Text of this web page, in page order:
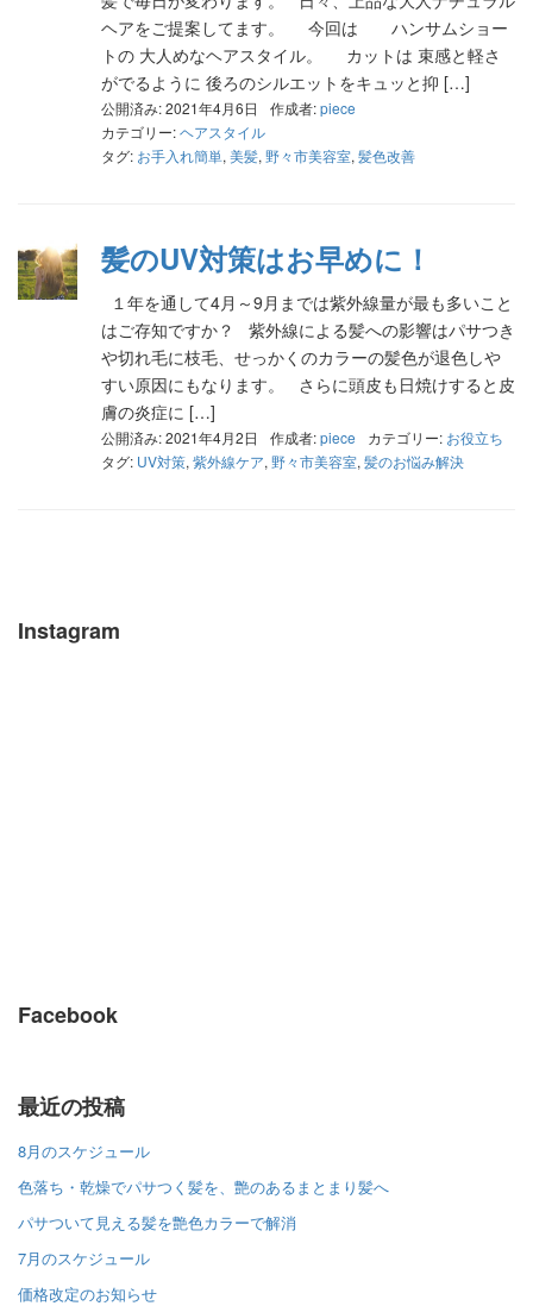
ヘアをご提案してます。 今回は ハンサムショー
トの 大人めなヘアスタイル。 カットは 束感と軽さ
がでるように 後ろのシルエットをキュッと抑 […]
公開済み: 2021年4月6日 作成者:piece
カテゴリー:ヘアスタイル
タグ: お手入れ簡単, 美髪, 野々市美容室, 髪色改善
髪のUV対策はお早めに！
１年を通して4月～9月までは紫外線量が最も多いこと
はご存知ですか？ 紫外線による髪への影響はパサつき
や切れ毛に枝毛、せっかくのカラーの髪色が退色しや
すい原因にもなります。 さらに頭皮も日焼けすると皮
膚の炎症に […]
公開済み: 2021年4月2日 作成者:piece カテゴリー: お役立ち
タグ: UV対策, 紫外線ケア, 野々市美容室, 髪のお悩み解決
Instagram
Facebook
最近の投稿
8月のスケジュール
色落ち・乾燥でパサつく髪を、艶のあるまとまり髪へ
パサついて見える髪を艶色カラーで解消
7月のスケジュール
価格改定のお知らせ